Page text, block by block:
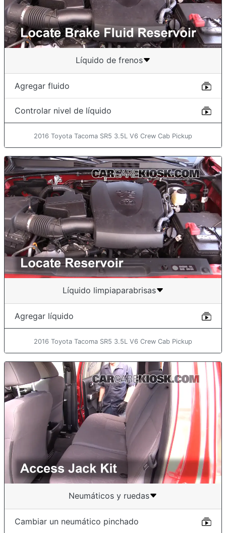
Líquido de frenos
Agregar fluido
Controlar nivel de líquido
2016 Toyota Tacoma SR5 3.5L V6 Crew Cab Pickup
Líquido limpiaparabrisas
Agregar líquido
2016 Toyota Tacoma SR5 3.5L V6 Crew Cab Pickup
Neumáticos y ruedas
Cambiar un neumático pinchado